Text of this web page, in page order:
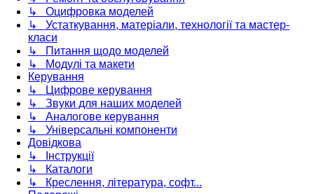
↳ Оцифровка моделей
↳ Устаткування, матеріали, технології та мастер-
класи
↳ Питання щодо моделей
↳ Модулі та макети
Керування
↳ Цифрове керування
↳ Звуки для наших моделей
↳ Аналогове керування
↳ Універсальні компоненти
Довідкова
↳ Інструкції
↳ Каталоги
↳ Креслення, література, софт...